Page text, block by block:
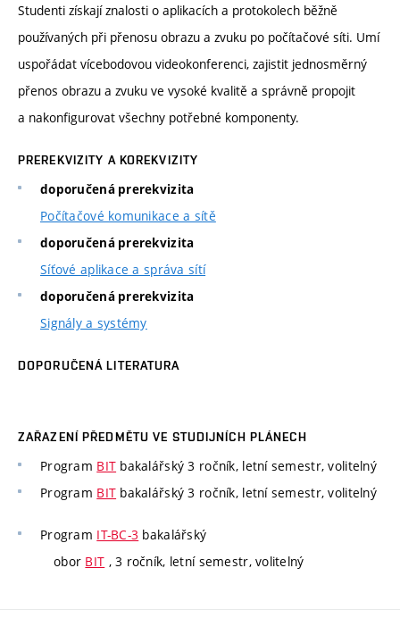
Studenti získají znalosti o aplikacích a protokolech běžně
používaných při přenosu obrazu a zvuku po počítačové síti. Umí
uspořádat vícebodovou videokonferenci, zajistit jednosměrný
přenos obrazu a zvuku ve vysoké kvalitě a správně propojit
a nakonfigurovat všechny potřebné komponenty.
PREREKVIZITY A KOREKVIZITY
doporučená prerekvizita
Počítačové komunikace a sítě
doporučená prerekvizita
Síťové aplikace a správa sítí
doporučená prerekvizita
Signály a systémy
DOPORUČENÁ LITERATURA
ZAŘAZENÍ PŘEDMĚTU VE STUDIJNÍCH PLÁNECH
Program BIT bakalářský 3 ročník, letní semestr, volitelný
Program BIT bakalářský 3 ročník, letní semestr, volitelný
Program IT-BC-3 bakalářský
obor BIT , 3 ročník, letní semestr, volitelný